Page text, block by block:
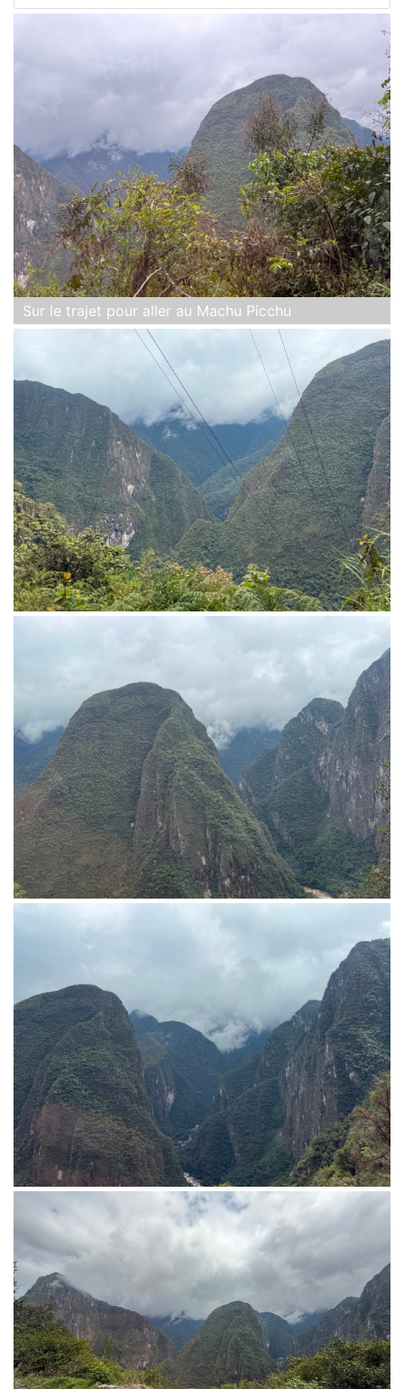
Sur le trajet pour aller au Machu Picchu